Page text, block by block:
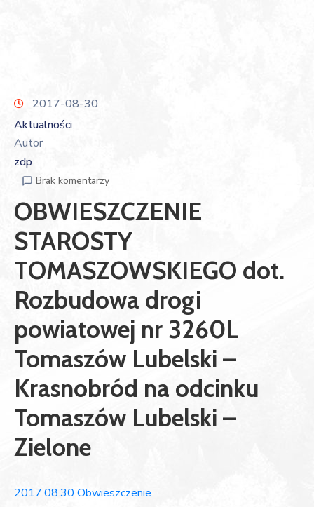
2017-08-30
Aktualności
Autor
zdp
Brak komentarzy
OBWIESZCZENIE
STAROSTY
TOMASZOWSKIEGO dot.
Rozbudowa drogi
powiatowej nr 3260L
Tomaszów Lubelski –
Krasnobród na odcinku
Tomaszów Lubelski –
Zielone
2017.08.30 Obwieszczenie